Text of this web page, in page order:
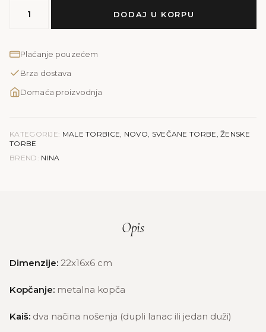
NINA
srebrna
količina
DODAJ U KORPU
Plaćanje pouzećem
Brza dostava
Domaća proizvodnja
KATEGORIJE: MALE TORBICE, NOVO, SVEČANE TORBE,ŽENSKE
TORBE
BREND: NINA
Opis
Dimenzije: 22x16x6 cm
Kopčanje: metalna kopča
Kaiš: dva načina nošenja (dupli lanac ili jedan duži)